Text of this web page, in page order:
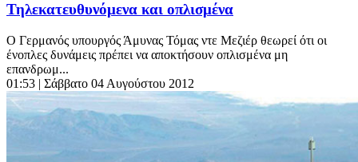
Τηλεκατευθυνόμενα και οπλισμένα
Ο Γερμανός υπουργός Άμυνας Τόμας ντε Μεζιέρ θεωρεί ότι οι
ένοπλες δυνάμεις πρέπει να αποκτήσουν οπλισμένα μη
επανδρωμ...
01:53 | Σάββατο 04 Αυγούστου 2012